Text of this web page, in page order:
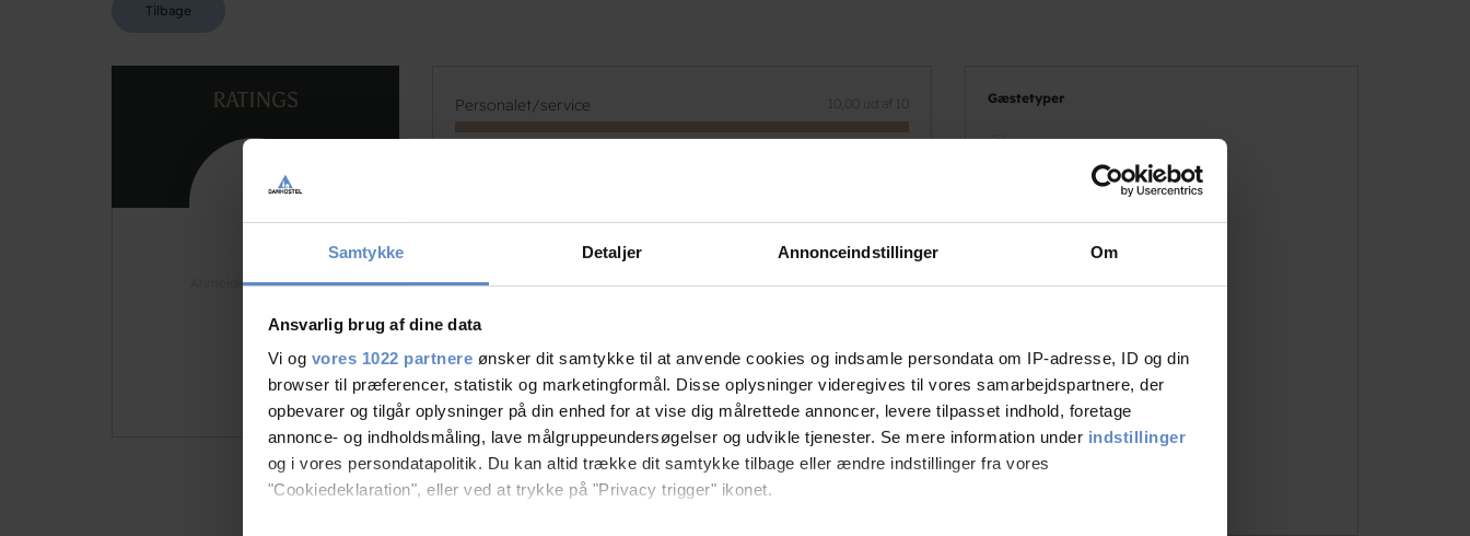
Samtykke Detaljer Annonceindstillinger Om
Ansvarlig brug af dine data
Vi og vores 1022 partnere ønsker dit samtykke til at anvende cookies og indsamle persondata om IP-adresse, ID og din
browser til præferencer, statistik og marketingformål. Disse oplysninger videregives til vores samarbejdspartnere, der
opbevarer og tilgår oplysninger på din enhed for at vise dig målrettede annoncer, levere tilpasset indhold, foretage
annonce- og indholdsmåling, lave målgruppeundersøgelser og udvikle tjenester. Se mere information under indstillinger
og i vores persondatapolitik. Du kan altid trække dit samtykke tilbage eller ændre indstillinger fra vores
"Cookiedeklaration", eller ved at trykke på "Privacy trigger" ikonet.
Tilbage
RATINGS
Anmeldelser er på vej
Personalet/service 10,00 ud af 10
Beliggenhed
Valuta for pengene 7,50 ud af 10
Gæstetyper
Alle
Familie med børn
Lejrskole
Grupper